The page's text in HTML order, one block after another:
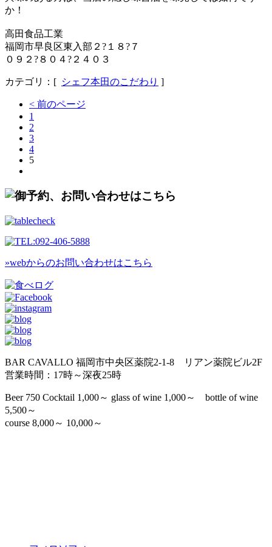
か！
高田食品工業
福岡市早良区東入部２?１８?７
０９２?８０４?２４０３
カテゴリ：[ シェフ本田のこだわり ]
< 前のページ
1
2
3
4
5
»webからのお問い合わせはこちら
BAR CAVALLO 福岡市中央区薬院2-1-8 リアン薬院ビル2F
営業時間：17時～深夜25時
Beer 750 Cocktail 1,000～ glass of wine 1,000～ bottle of wine
5,500～
course 8,000～ 10,000～